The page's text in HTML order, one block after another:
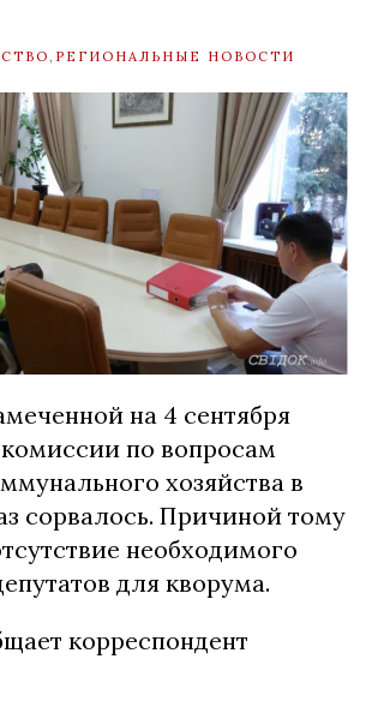
РЕГИОНАЛЬНЫЕ НОВОСТИ
на 4 сентября
по вопросам
хозяйства в
сорвалось. Причиной тому
необходимого
для кворума.
корреспондент